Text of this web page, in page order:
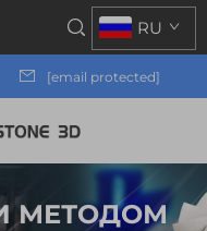
[email protected]
RU
МЕТОДОМ